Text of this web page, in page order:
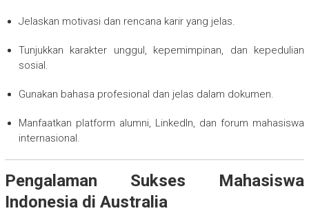
Jelaskan motivasi dan rencana karir yang jelas.
Tunjukkan karakter unggul, kepemimpinan, dan kepedulian
sosial.
Gunakan bahasa profesional dan jelas dalam dokumen.
Manfaatkan platform alumni, LinkedIn, dan forum mahasiswa
internasional.
Pengalaman Sukses Mahasiswa
Indonesia di Australia